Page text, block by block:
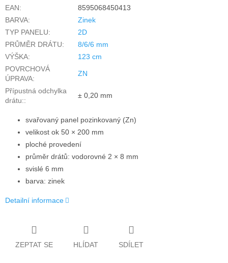
EAN:
8595068450413
BARVA:
Zinek
TYP PANELU:
2D
PRŮMĚR DRÁTU:
8/6/6 mm
VÝŠKA:
123 cm
POVRCHOVÁ
ÚPRAVA:
ZN
Přípustná odchylka
drátu::
± 0,20 mm
svařovaný panel pozinkovaný (Zn)
velikost ok 50 × 200 mm
ploché provedení
průměr drátů: vodorovné 2 × 8 mm
svislé 6 mm
barva: zinek
Detailní informace
ZEPTAT SE HLÍDAT SDÍLET